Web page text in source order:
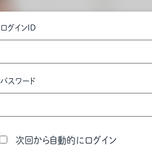
イベント
会費について
定款・細則等各種
支部長・地区長一
ログインID
パスワード
次回から自動的にログイン